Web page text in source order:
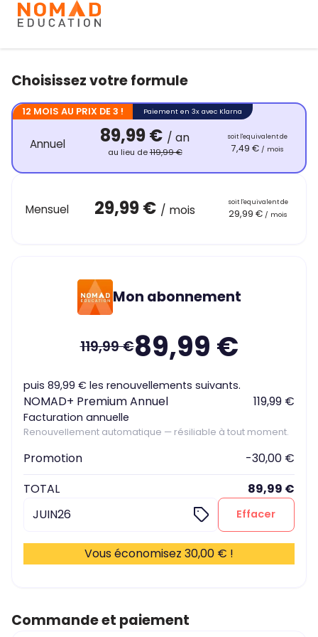
Choisissez votre formule
12 MOIS AU PRIX DE 3 ! Paiement en 3x avec Klarna
Annuel 89,99 € / an
au lieu de119,99 €
soit l'equivalent de
7,49 € / mois
Mensuel 29,99 € / mois soit l'equivalent de
29,99 € / mois
Mon abonnement
119,99 €89,99 €
puis 89,99 € les renouvellements suivants.
NOMAD+ Premium Annuel
Facturation annuelle
119,99 €
Renouvellement automatique — résiliable à tout moment.
Promotion
-30,00 €
TOTAL
89,99 €
Effacer
Vous économisez 30,00 € !
Commande et paiement